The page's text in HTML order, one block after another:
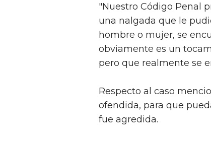
"Nuestro Código Penal
una nalgada que le
hombre o mujer, se
obviamente es un
pero que realmente se
Respecto al caso
ofendida, para que
fue agredida.